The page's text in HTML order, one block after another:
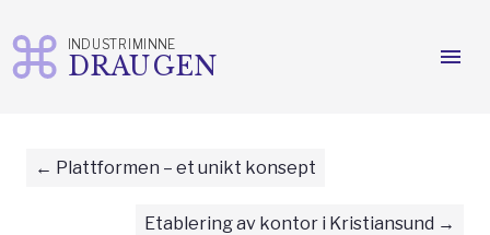
innhold
menu
INDUSTRIMINNE
DRAUGEN
Plattformen – et unikt konsept
Etablering av kontor i Kristiansund